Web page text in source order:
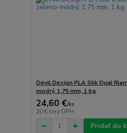
Devil Design PLA Silk Dual
modrý, 1,75 mm, 1 kg
24,60 €/ks
20 € bez DPH
Pridať do